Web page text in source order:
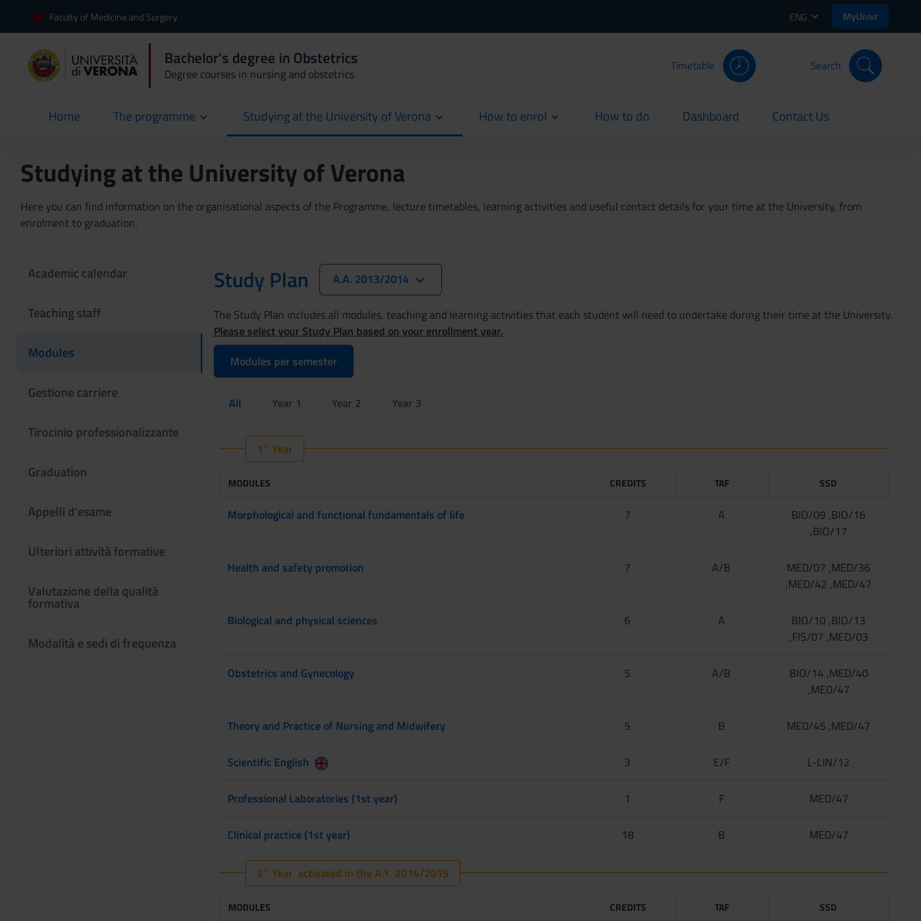
Faculty of Medicine and Surgery ENG MyUnivr
Bachelor's degree in Obstetrics
Degree courses in nursing and obstetrics
Timetable Search
Home
current The programme Studying at the University of Verona How to enrol How to do
current Dashboard
current Contact Us
current
Studying at the University of Verona
Here you can find information on the organisational aspects of the Programme, lecture timetables, learning activities and useful contact details for your time at the University, from
enrolment to graduation.
Academic calendar
Teaching staff
Modules
Gestione carriere
Tirocinio professionalizzante
Graduation
Appelli d'esame
Ulteriori attività formative
Valutazione della qualità
formativa
Modalità e sedi di frequenza
Study Plan A.A. 2013/2014
The Study Plan includes all modules, teaching and learning activities that each student will need to undertake during their time at the University.
Please select your Study Plan based on your enrollment year.
Modules per semester
All Year 1 Year 2 Year 3
1° Year
MODULES CREDITS TAF SSD
Morphological and functional fundamentals of life 7 A
BIO/09 ,BIO/16
,BIO/17
Health and safety promotion 7 A/B
MED/07 ,MED/36
,MED/42 ,MED/47
Biological and physical sciences 6 A
BIO/10 ,BIO/13
,FIS/07 ,MED/03
Obstetrics and Gynecology 5 A/B
BIO/14 ,MED/40
,MED/47
Theory and Practice of Nursing and Midwifery 5 B MED/45 ,MED/47
Scientific English 3 E/F L-LIN/12
Professional Laboratories (1st year) 1 F MED/47
Clinical practice (1st year) 18 B MED/47
2° Year activated in the A.Y. 2014/2015
MODULES CREDITS TAF SSD